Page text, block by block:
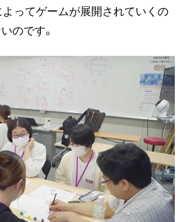
よってゲームが展開されていくの
のです。